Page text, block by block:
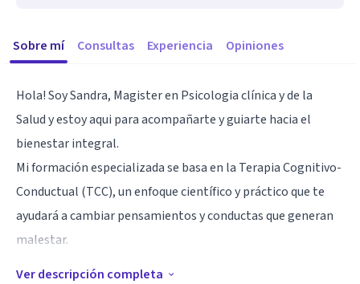
Sobre mí Consultas Experiencia Opiniones
Hola! Soy Sandra, Magister en Psicologia clínica y de la
Salud y estoy aqui para acompañarte y guiarte hacia el
bienestar integral.
Mi formación especializada se basa en la Terapia Cognitivo-
Conductual (TCC), un enfoque científico y práctico que te
ayudará a cambiar pensamientos y conductas que generan
malestar.
Ver descripción completa